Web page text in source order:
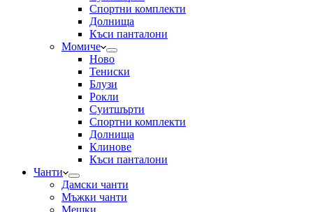
Спортни комплекти
Долнища
Къси панталони
Момиче
Ново
Тениски
Блузи
Рокли
Суитшърти
Спортни комплекти
Долнища
Клинове
Къси панталони
Чанти
Дамски чанти
Мъжки чанти
Мешки